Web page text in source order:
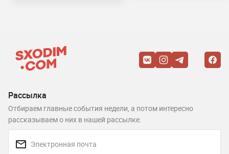
Рассылка
Отбираем главные события недели, а потом интересно
рассказываем о них в нашей рассылке.